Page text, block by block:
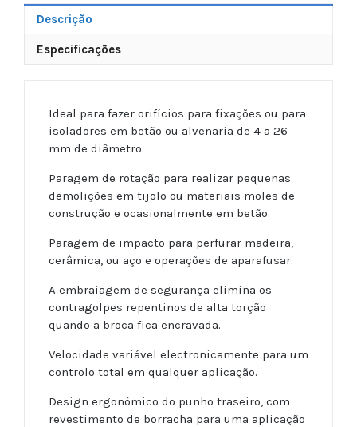
Descrição
Especificações
Ideal para fazer orifícios para fixações ou para
isoladores em betão ou alvenaria de 4 a 26
mm de diâmetro.
Paragem de rotação para realizar pequenas
demolições em tijolo ou materiais moles de
construção e ocasionalmente em betão.
Paragem de impacto para perfurar madeira,
cerâmica, ou aço e operações de aparafusar.
A embraiagem de segurança elimina os
contragolpes repentinos de alta torção
quando a broca fica encravada.
Velocidade variável electronicamente para um
controlo total em qualquer aplicação.
Design ergonómico do punho traseiro, com
revestimento de borracha para uma aplicação